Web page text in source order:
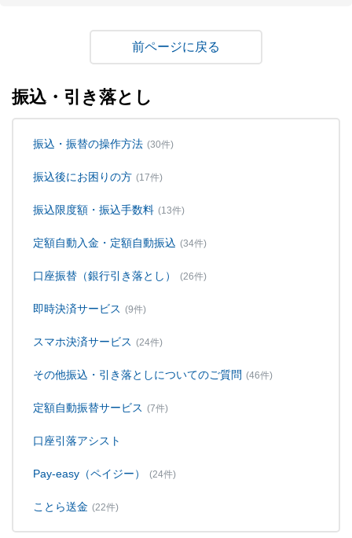
戻る
振込・引き落とし
振込・振替の操作方法 (30件)
振込後にお困りの方 (17件)
振込限度額・振込手数料 (13件)
定額自動入金・定額自動振込 (34件)
口座振替（銀行引き落とし） (26件)
即時決済サービス (9件)
スマホ決済サービス (24件)
その他振込・引き落としについてのご質問 (46件)
定額自動振替サービス (7件)
口座引落アシスト
Pay-easy（ペイジー） (24件)
ことら送金 (22件)